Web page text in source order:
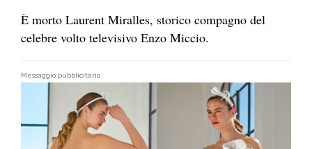
È morto Laurent Miralles, storico compagno del
celebre volto televisivo Enzo Miccio.
Messaggio pubblicitario